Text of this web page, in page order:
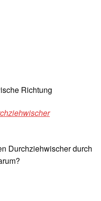
Richtung
Durchziehwischer durch